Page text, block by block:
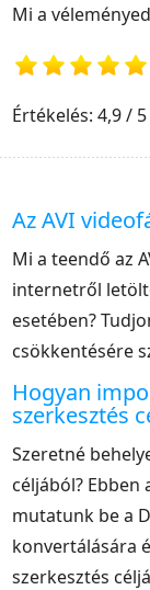
Mi a
1 2 3 4 5
Értékelés: 4,9 /
Az AVI
Mi a teendő az
internetről
esetében?
csökkentésére
Hogyan
szerkesztés
Szeretné
céljából?
mutatunk be a
konvertálására
szerkesztés